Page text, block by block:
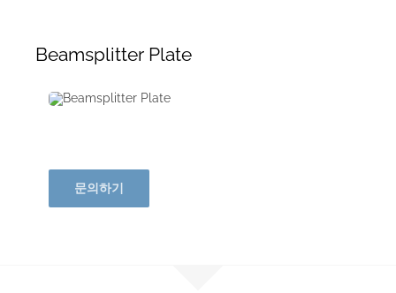
Beamsplitter Plate
문의하기